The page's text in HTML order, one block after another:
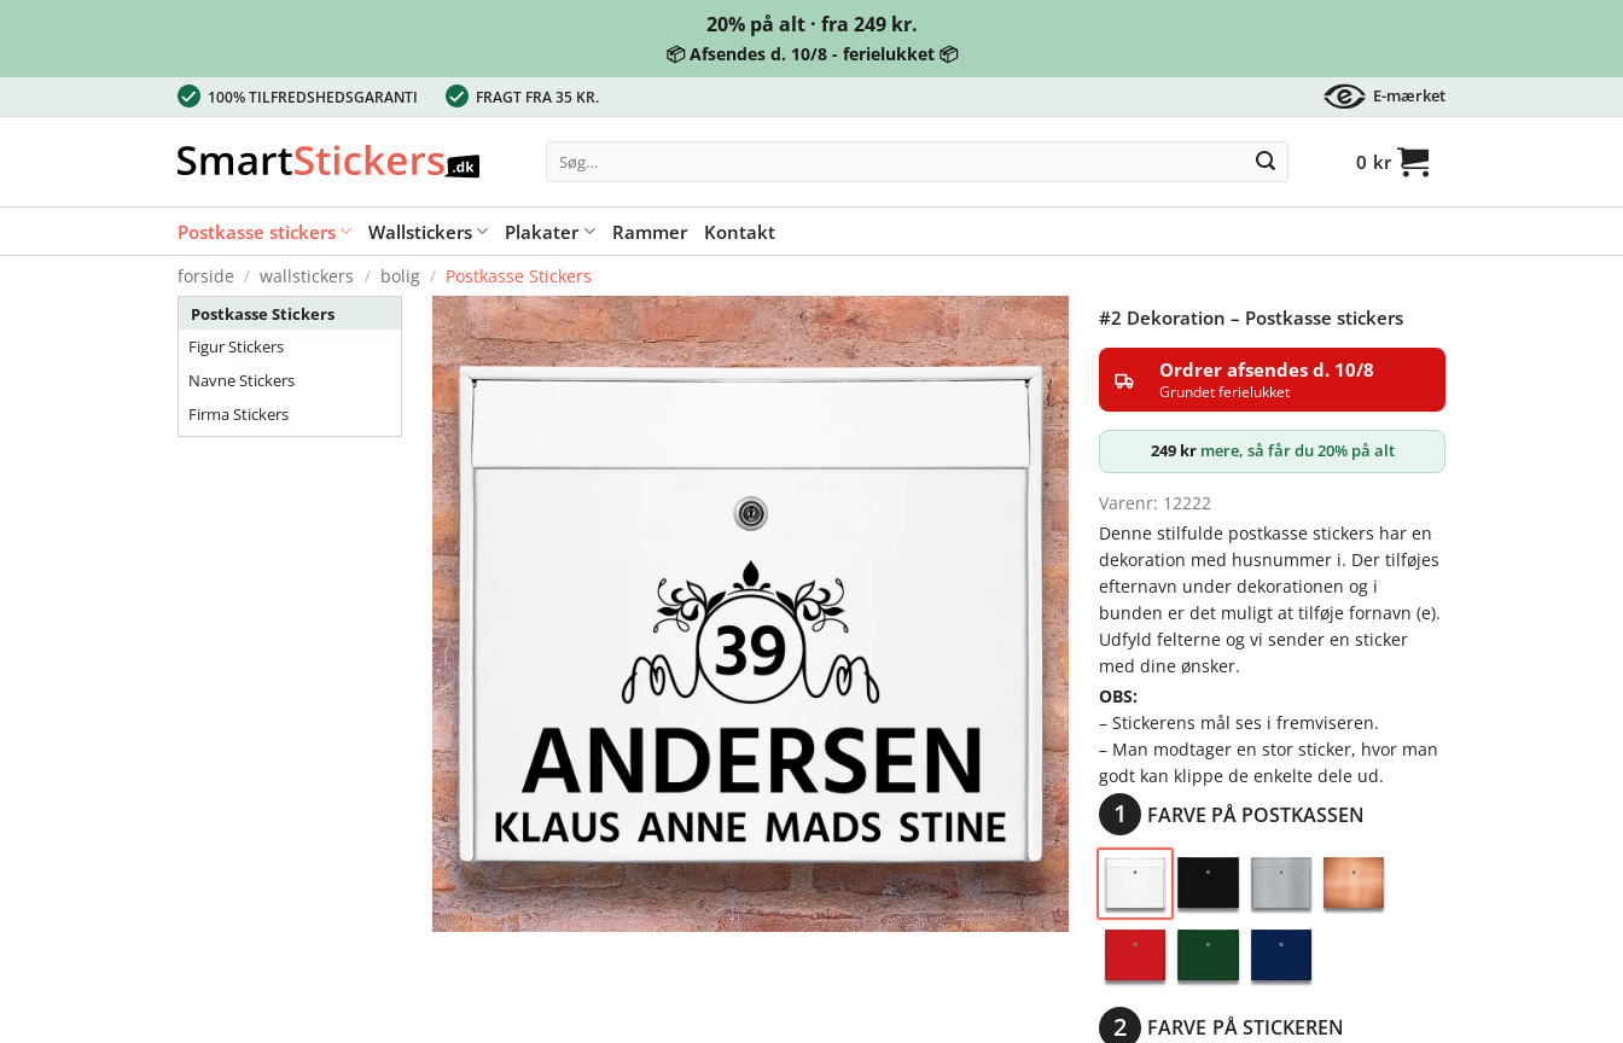
20% på alt · fra 249 kr.
📦 Afsendes d. 10/8 - ferielukket 📦
til
100% TILFREDSHEDSGARANTI FRAGT FRA 35 KR. E-mærket
Søg
efter:
0 kr
Postkasse stickers Wallstickers Plakater Rammer Kontakt
forside / wallstickers / bolig / Postkasse Stickers
Postkasse Stickers
Figur Stickers
Navne Stickers
Firma Stickers
#2 Dekoration – Postkasse stickers
Ordrer afsendes d. 10/8
Grundet ferielukket
249 krmere, så får du 20% på alt
Varenr: 12222
Denne stilfulde postkasse stickers har en
dekoration med husnummer i. Der tilføjes
efternavn under dekorationen og i
bunden er det muligt at tilføje fornavn (e).
Udfyld felterne og vi sender en sticker
med dine ønsker.
OBS:
– Stickerens mål ses i fremviseren.
– Man modtager en stor sticker, hvor man
godt kan klippe de enkelte dele ud.
FARVE PÅ POSTKASSEN
FARVE